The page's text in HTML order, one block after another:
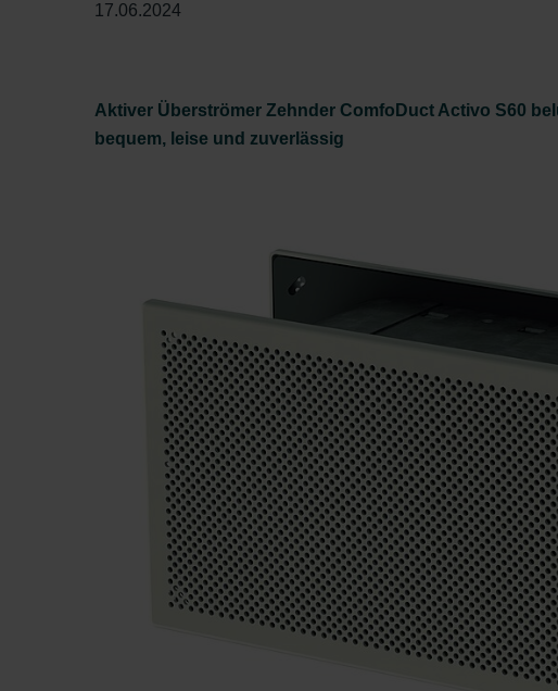
17.06.2024
Aktiver Überströmer Zehnder ComfoDuct Activo S60
bequem, leise und zuverlässig